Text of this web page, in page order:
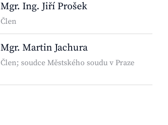
Mgr. Ing. Jiří Prošek
Člen
Mgr. Martin Jachura
Člen; soudce Městského soudu v Praze